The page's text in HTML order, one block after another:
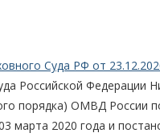
Суда РФ от
Российской Федерации
порядка) ОМВД России
марта 2020 года и